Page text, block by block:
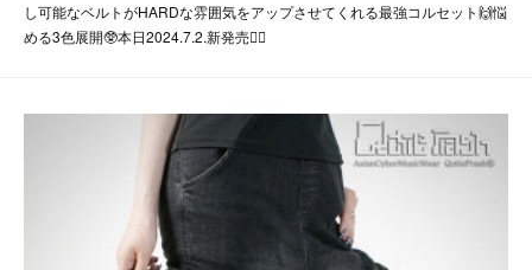
し可能なベルトがHARDな雰囲気をアップさせてくれる最強コルセット🙌悩
める3色展開🥸本日2024.7.2.新発売🙆‍♂️